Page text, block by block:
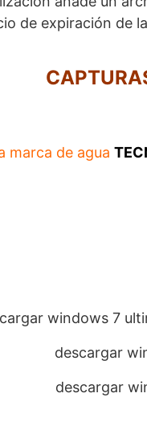
de expiración de
marca de agua